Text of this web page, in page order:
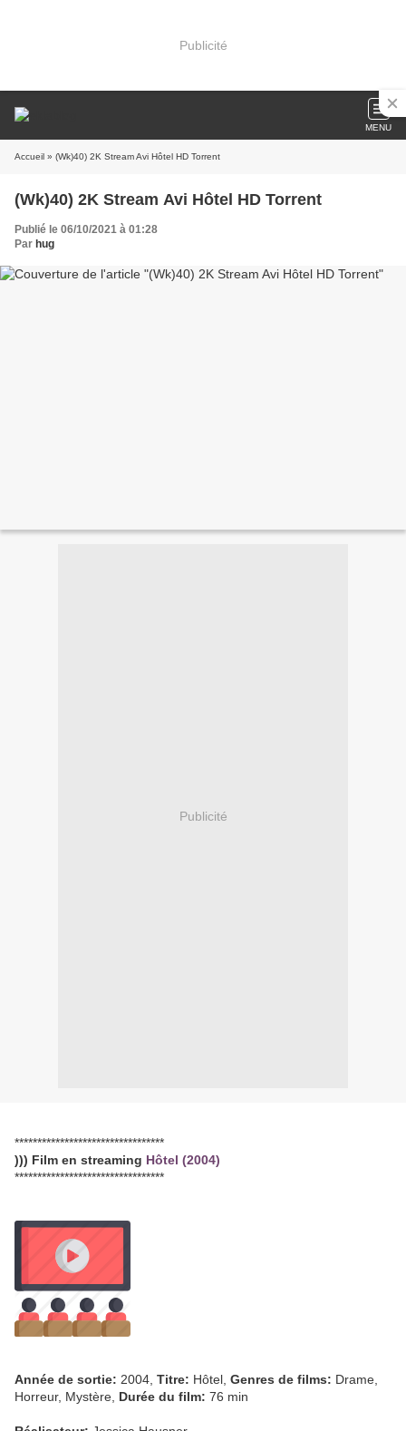
Publicité
MENU
Accueil » (Wk)40) 2K Stream Avi Hôtel HD Torrent
(Wk)40) 2K Stream Avi Hôtel HD Torrent
Publié le 06/10/2021 à 01:28
Par hug
Publicité
*********************************
))) Film en streaming Hôtel (2004)
*********************************
Année de sortie: 2004, Titre: Hôtel, Genres de films: Drame,
Horreur, Mystère, Durée du film: 76 min